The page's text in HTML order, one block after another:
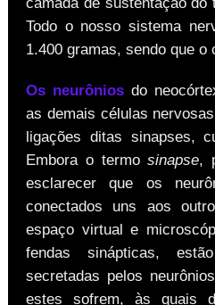
Todo o nosso sistema
1.400 gramas, sendo que
Os neurônios do
as demais células
ligações ditas sinapses,
Embora o termosinapse,
esclarecer que os
conectados uns aos
espaço virtual e
fendas sinápticas,
secretadas pelos
estes sofrem, às quais